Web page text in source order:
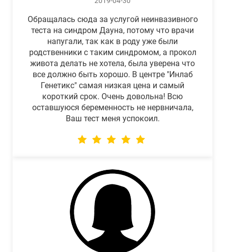
Обращалась сюда за услугой неинвазивного
теста на синдром Дауна, потому что врачи
напугали, так как в роду уже были
родственники с таким синдромом, а прокол
живота делать не хотела, была уверена что
все должно быть хорошо. В центре "Инлаб
Генетикс" самая низкая цена и самый
короткий срок. Очень довольна! Всю
оставшуюся беременность не нервничала,
Ваш тест меня успокоил.